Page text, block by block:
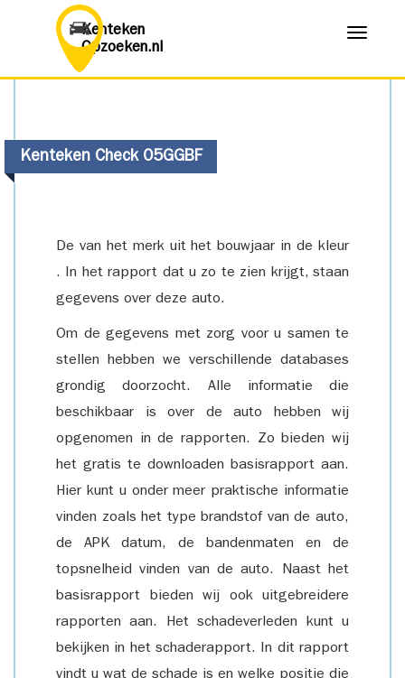
Kenteken
Opzoeken.nl
Menu
Kenteken Check 05GGBF
De van het merk uit het bouwjaar in de kleur
. In het rapport dat u zo te zien krijgt, staan
gegevens over deze auto.
Om de gegevens met zorg voor u samen te
stellen hebben we verschillende databases
grondig doorzocht. Alle informatie die
beschikbaar is over de auto hebben wij
opgenomen in de rapporten. Zo bieden wij
het gratis te downloaden basisrapport aan.
Hier kunt u onder meer praktische informatie
vinden zoals het type brandstof van de auto,
de APK datum, de bandenmaten en de
topsnelheid vinden van de auto. Naast het
basisrapport bieden wij ook uitgebreidere
rapporten aan. Het schadeverleden kunt u
bekijken in het schaderapport. In dit rapport